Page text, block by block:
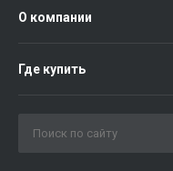
О компании
Где купить